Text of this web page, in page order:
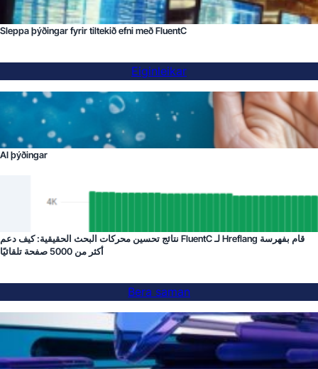
Sleppa þýðingar fyrir tiltekið efni með FluentC
Eiginleikar
AI þýðingar
نتائج تحسين محركات البحث الحقيقية: كيف دعم FluentC لـ Hreflang قام بفهرسة
أكثر من 5000 صفحة تلقائيًا
Bera saman